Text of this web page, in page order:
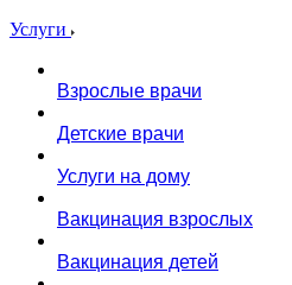
Услуги
Взрослые врачи
Детские врачи
Услуги на дому
Вакцинация взрослых
Вакцинация детей